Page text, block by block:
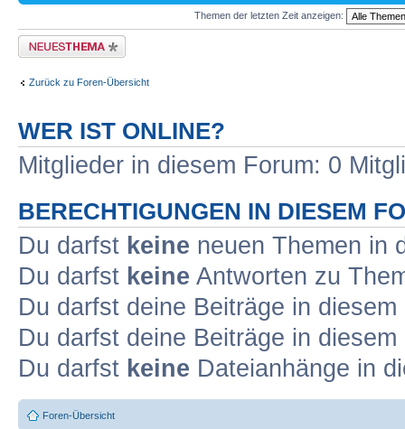
Themen der letzten Zeit anzeigen:
Neues Thema erstellen
Zurück zu Foren-Übersicht
WER IST ONLINE?
Mitglieder in diesem Forum: 0
BERECHTIGUNGEN IN DIESEM
Du darfst keine neuen Themen in
Du darfst keine Antworten zu
Du darfst deine Beiträge in
Du darfst deine Beiträge in
Du darfst keine Dateianhänge in
Foren-Übersicht